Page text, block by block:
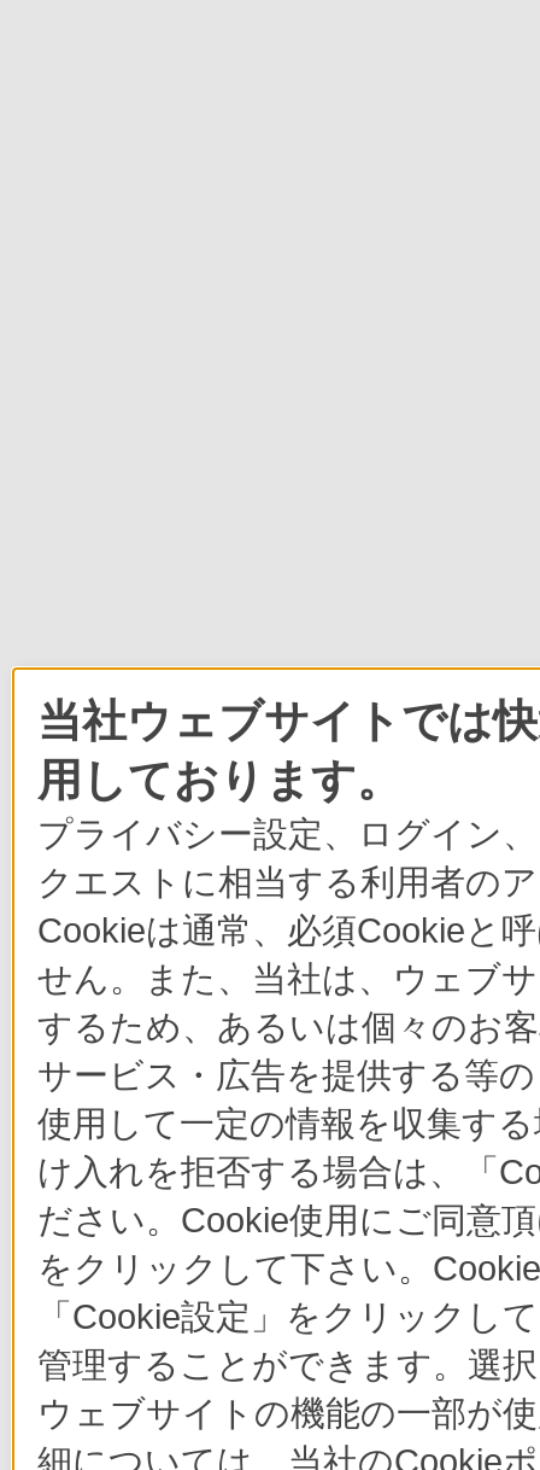
当社ウェブサイトでは
用しております。
プライバシー設定、ログイン
クエストに相当する利用者の
Cookieは通常、必須Cookieと
せん。また、当社は、ウェブ
するため、あるいは個々のお
サービス・広告を提供する等
使用して一定の情報を収集す
け入れを拒否する場合は、「
ださい。Cookie使用にご同意
をクリックして下さい。
「Cookie設定」をクリックし
管理することができます。選
ウェブサイトの機能の一部が
細については、当社のCookie